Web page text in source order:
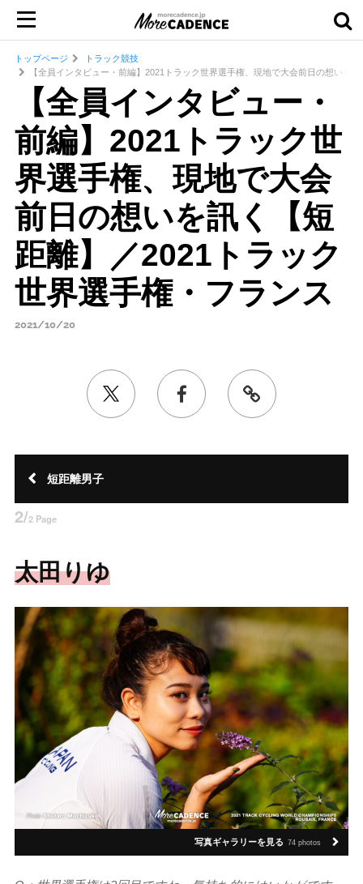
トップページ
トラック競技
【全員インタビュー・前編】2021トラック世界選手権、現地で大会前日の想いを
【全員インタビュー・
前編】2021トラック世
界選手権、現地で大会
前日の想いを訊く【短
距離】／2021トラック
世界選手権・フランス
2021/10/20
短距離男子
2/2 Page
太田りゆ
写真ギャラリーを見る 74 photos